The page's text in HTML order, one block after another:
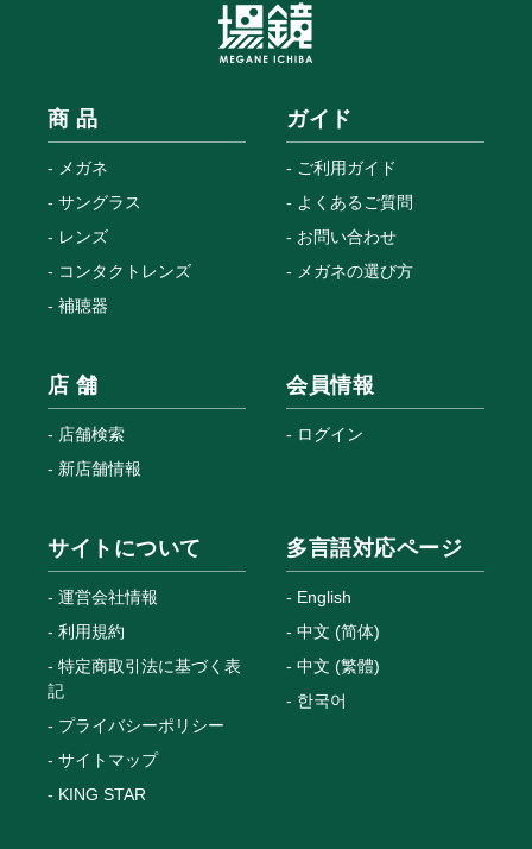
商 品
メガネ
サングラス
レンズ
コンタクトレンズ
補聴器
ガイド
ご利用ガイド
よくあるご質問
お問い合わせ
メガネの選び方
店 舗
店舗検索
新店舗情報
会員情報
ログイン
サイトについて
運営会社情報
利用規約
特定商取引法に基づく表
記
プライバシーポリシー
サイトマップ
KING STAR
多言語対応ページ
English
中文 (简体)
中文 (繁體)
한국어